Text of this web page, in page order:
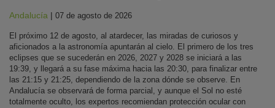
Andalucía | 07 de agosto de 2026
El próximo 12 de agosto, al atardecer, las miradas de curiosos y
aficionados a la astronomía apuntarán al cielo. El primero de los tres
eclipses que se sucederán en 2026, 2027 y 2028 se iniciará a las
19:39, y llegará a su fase máxima hacia las 20:30, para finalizar entre
las 21:15 y 21:25, dependiendo de la zona dónde se observe. En
Andalucía se observará de forma parcial, y aunque el Sol no esté
totalmente oculto, los expertos recomiendan protección ocular con